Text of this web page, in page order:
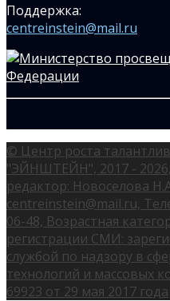
Поддержка:
centreinstein@mail.ru
© Центр роста
"ЭЙНШТЕЙН", 2017 -
редактор: Новоселова
centreinstein@mail.ru,
06-48, Возрастная
регистрации СМИ:
службой по надзору в
технологий и массовых
69923 от 29 мая 2017 года